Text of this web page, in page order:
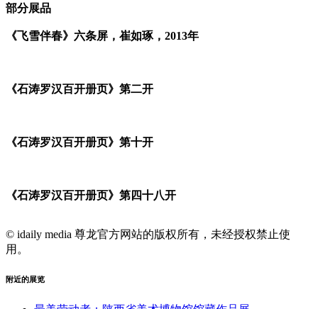
部分展品
《飞雪伴春》六条屏，崔如琢，2013年
《石涛罗汉百开册页》第二开
《石涛罗汉百开册页》第十开
《石涛罗汉百开册页》第四十八开
© idaily media 尊龙官方网站的版权所有，未经授权禁止使
用。
附近的展览